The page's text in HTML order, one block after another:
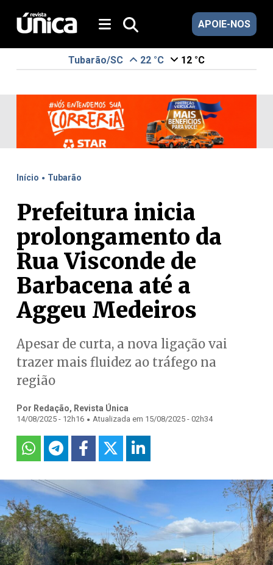
APOIE-NOS
Tubarão/SC 22 °C 12 °C
Início . Tubarão
Prefeitura inicia
prolongamento da
Rua Visconde de
Barbacena até a
Aggeu Medeiros
Apesar de curta, a nova ligação vai
trazer mais fluidez ao tráfego na
região
Por Redação, Revista Única
14/08/2025 - 12h16 . Atualizada em 15/08/2025 - 02h34